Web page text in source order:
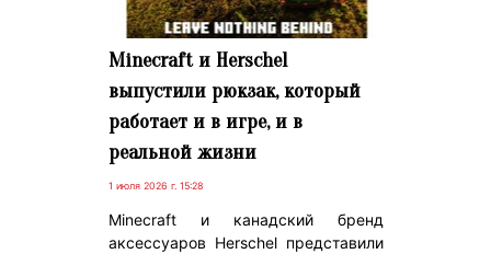
Minecraft и Herschel
выпустили рюкзак, который
работает и в игре, и в
реальной жизни
1 июля 2026 г. 15:28
Minecraft и канадский бренд
аксессуаров Herschel представили